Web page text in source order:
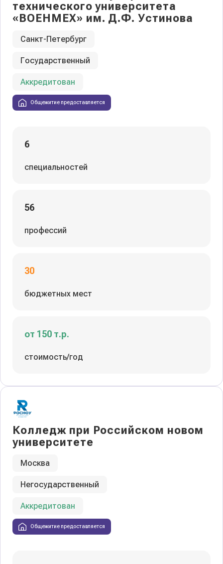
технического университета
«ВОЕНМЕХ» им. Д.Ф. Устинова
Санкт-Петербург
Государственный
Аккредитован
Общежитие предоставляется
6
специальностей
56
профессий
30
бюджетных мест
от 150 т.р.
стоимость/год
Колледж при Российском новом
университете
Москва
Негосударственный
Аккредитован
Общежитие предоставляется